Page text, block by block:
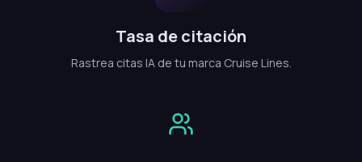
Tasa de citación
Rastrea citas IA de tu marca Cruise Lines.